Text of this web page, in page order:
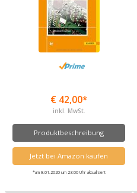
€ 42,00*
inkl. MwSt.
Produktbeschreibung
Jetzt bei Amazon kaufen
*am 8.01.2020 um 23:00 Uhr aktualisiert